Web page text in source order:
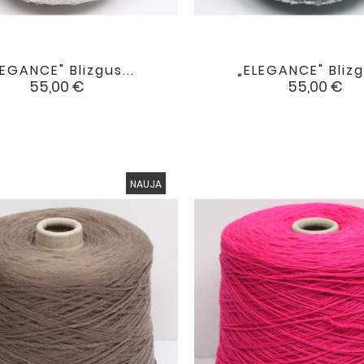
Blizgus...
Kaina
55,00 €
 „ELEGANCE"
Kaina
55,00 €

NAUJA